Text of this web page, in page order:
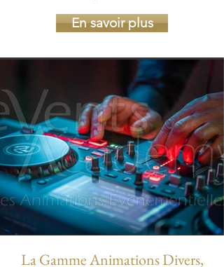
En savoir plus
La Gamme Animations Divers,